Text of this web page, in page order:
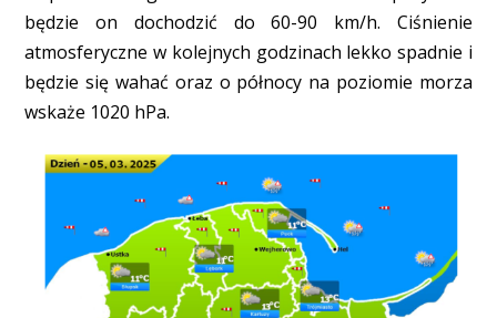
będzie on dochodzić do 60-90 km/h. Ciśnienie
atmosferyczne w kolejnych godzinach lekko spadnie i
będzie się wahać oraz o północy na poziomie morza
wskaże 1020 hPa.